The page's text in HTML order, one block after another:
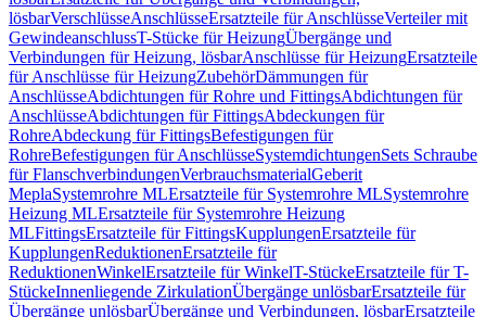
lösbarVerschlüsseAnschlüsseErsatzteile für AnschlüsseVerteiler mit
GewindeanschlussT-Stücke für HeizungÜbergänge und
Verbindungen für Heizung, lösbarAnschlüsse für HeizungErsatzteile
für Anschlüsse für HeizungZubehörDämmungen für
AnschlüsseAbdichtungen für Rohre und FittingsAbdichtungen für
AnschlüsseAbdichtungen für FittingsAbdeckungen für
RohreAbdeckung für FittingsBefestigungen für
RohreBefestigungen für AnschlüsseSystemdichtungenSets Schraube
für FlanschverbindungenVerbrauchsmaterialGeberit
MeplaSystemrohre MLErsatzteile für Systemrohre MLSystemrohre
Heizung MLErsatzteile für Systemrohre Heizung
MLFittingsErsatzteile für FittingsKupplungenErsatzteile für
KupplungenReduktionenErsatzteile für
ReduktionenWinkelErsatzteile für WinkelT-StückeErsatzteile für T-
StückeInnenliegende ZirkulationÜbergänge unlösbarErsatzteile für
Übergänge unlösbarÜbergänge und Verbindungen, lösbarErsatzteile